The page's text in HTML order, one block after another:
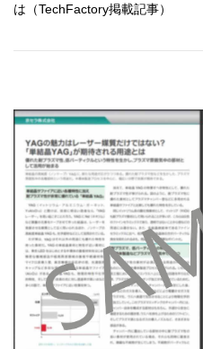
は（TechFactory掲載記事）